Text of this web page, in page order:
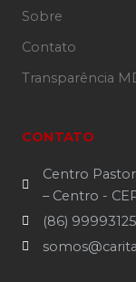
Sobre
Contato
Transparência
CONTATO
Centro
– Centro -
(86)